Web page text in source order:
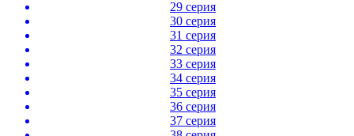
29 серия
30 серия
31 серия
32 серия
33 серия
34 серия
35 серия
36 серия
37 серия